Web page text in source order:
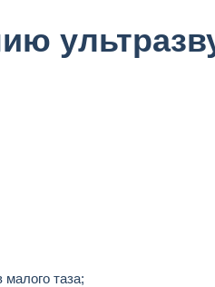
малого таза;